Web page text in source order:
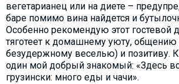
вегетарианец или на диете –
баре помимо вина найдется и
Особенно рекомендую этот гостевой
тяготеет к домашнему уюту,
безудержному веселью) и позитиву.
один мой добрый знакомый: «Здесь
грузински: много еды и чачи».